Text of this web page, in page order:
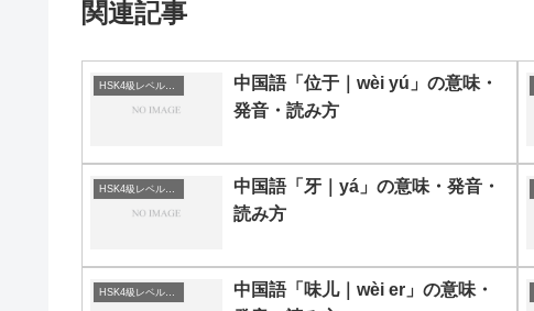
関連記事
中国語「位于｜wèi yú」の意味・
発音・読み方
中国語「牙｜yá」の意味・発音・
読み方
中国語「味儿｜wèi er」の意味・